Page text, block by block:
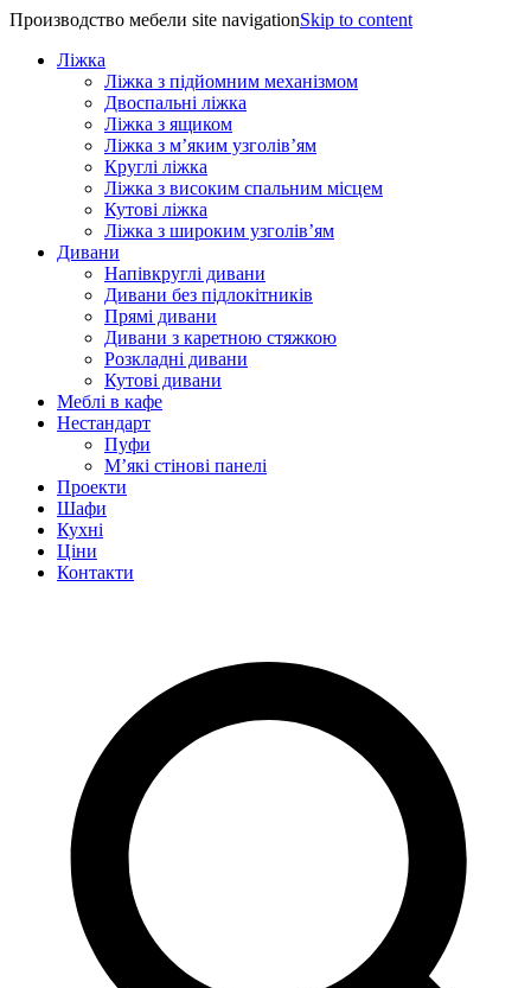
Производство мебели site navigationSkip to content
Ліжка
Ліжка з підйомним механізмом
Двоспальні ліжка
Ліжка з ящиком
Ліжка з м’яким узголів’ям
Круглі ліжка
Ліжка з високим спальним місцем
Кутові ліжка
Ліжка з широким узголів’ям
Дивани
Напівкруглі дивани
Дивани без підлокітників
Прямі дивани
Дивани з каретною стяжкою
Розкладні дивани
Кутові дивани
Меблі в кафе
Нестандарт
Пуфи
М’які стінові панелі
Проекти
Шафи
Кухні
Ціни
Контакти